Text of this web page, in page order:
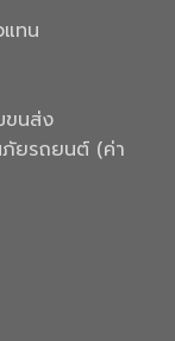
ทน
ขนส่ง
ภัยรถยนต์ (ค่า